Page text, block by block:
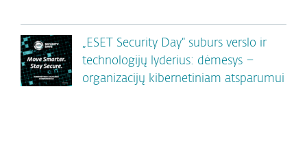
„ESET Security Day“ suburs verslo ir
technologijų lyderius: dėmesys –
organizacijų kibernetiniam atsparumui